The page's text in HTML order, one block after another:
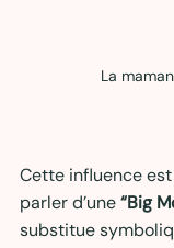
La
Cette influence
parler d’une “Big
substitue